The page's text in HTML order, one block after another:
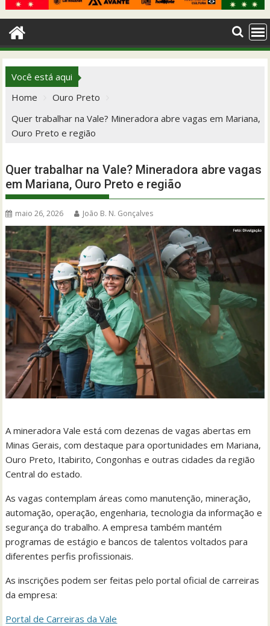
Você está aqui
Home
Ouro Preto
Quer trabalhar na Vale? Mineradora abre vagas em Mariana,
Ouro Preto e região
Quer trabalhar na Vale? Mineradora abre vagas
em Mariana, Ouro Preto e região
maio 26, 2026 João B. N. Gonçalves
A mineradora Vale está com dezenas de vagas abertas em
Minas Gerais, com destaque para oportunidades em Mariana,
Ouro Preto, Itabirito, Congonhas e outras cidades da região
Central do estado.
As vagas contemplam áreas como manutenção, mineração,
automação, operação, engenharia, tecnologia da informação e
segurança do trabalho. A empresa também mantém
programas de estágio e bancos de talentos voltados para
diferentes perfis profissionais.
As inscrições podem ser feitas pelo portal oficial de carreiras
da empresa:
Portal de Carreiras da Vale